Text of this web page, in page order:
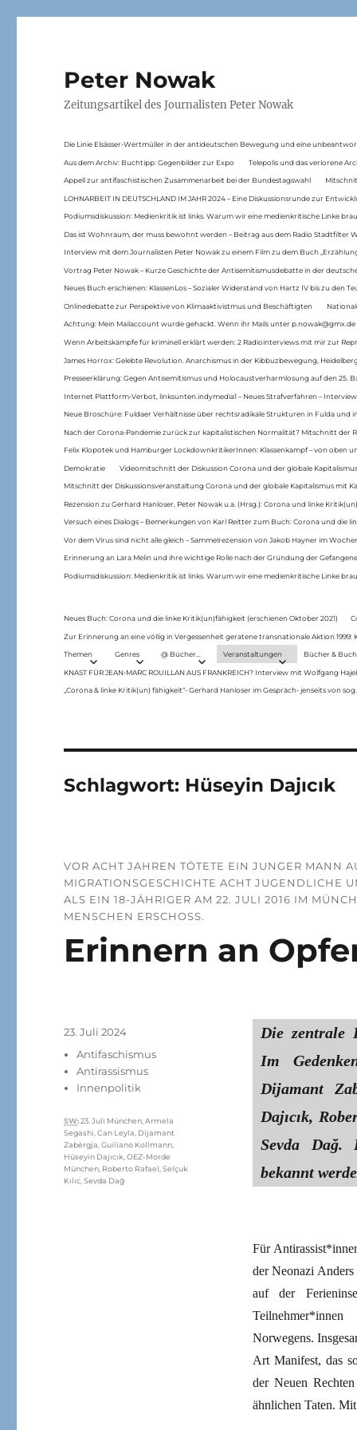
Peter Nowak
Zeitungsartikel des Journalisten Peter Nowak
Die Linie Elsässer-Wertmüller in der antideutschen Bewegung und eine
Aus dem Archiv: Buchtipp: Gegenbilder zur Expo Telepolis und das verlorene
Appell zur antifaschistischen Zusammenarbeit bei der Bundestagswahl
LOHNARBEIT IN DEUTSCHLAND IM JAHR 2024 – Eine Diskussionsrunde zur
Podiumsdiskussion: Medienkritik ist links. Warum wir eine medienkritische Linke
Das ist Wohnraum, der muss bewohnt werden – Beitrag aus dem Radio Stadtfilter
Interview mit dem Journalisten Peter Nowak zu einem Film zu dem Buch
Vortrag Peter Nowak – Kurze Geschichte der Antisemitismusdebatte in der
Neues Buch erschienen: KlassenLos – Sozialer Widerstand von Hartz IV bis zu den
Onlinedebatte zur Perspektive von Klimaaktivistmus und Beschäftigten
Achtung: Mein Mailaccount wurde gehackt. Wenn ihr Mails unter
Wenn Arbeitskämpfe für kriminell erklärt werden: 2 Radiointerviews mit mir zur
James Horrox: Gelebte Revolution. Anarchismus in der Kibbuzbewegung,
Presseerklärung: Gegen Antisemitismus und Holocaustverharmlosung auf den 25.
Internet Plattform-Verbot, linksunten.indymedia1 – Neues Strafverfahren –
Neue Broschüre: Fuldaer Verhältnisse über rechtsradikale Strukturen in Fulda und
Nach der Corona-Pandemie zurück zur kapitalistischen Normalität? Mitschnitt der
Felix Klopotek und Hamburger LockdownkritikerInnen: Klassenkampf – von oben
Demokratie Videomitschnitt der Diskussion Corona und der globale
Mitschnitt der Diskussionsveranstaltung Corona und der globale Kapitalismus mit
Rezension zu Gerhard Hanloser, Peter Nowak u.a. (Hrsg.): Corona und linke
Versuch eines Dialogs – Bemerkungen von Karl Reitter zum Buch: Corona und die
Vor dem Virus sind nicht alle gleich – Sammelrezension von Jakob Hayner im
Erinnerung an Lara Melin und ihre wichtige Rolle nach der Gründung der
Podiumsdiskussion: Medienkritik ist links. Warum wir eine medienkritische Linke
Neues Buch: Corona und die linke Kritik(un)fähigkeit (erschienen Oktober 2021)
Zur Erinnerung an eine völlig in Vergessenheit geratene transnationale Aktion
Themen Genres @ Bücher… Veranstaltungen Bücher &
KNAST FÜR JEAN-MARC ROUILLAN AUS FRANKREICH? Interview mit Wolfgang
„Corona & linke Kritik(un) fähigkeit“- Gerhard Hanloser im Gespräch- jenseits von
Schlagwort: Hüseyin Dajıcık
VOR ACHT JAHREN TÖTETE EIN JUNGER MANN
MIGRATIONSGESCHICHTE ACHT JUGENDLICHE
ALS EIN 18-JÄHRIGER AM 22. JULI 2016 IM
MENSCHEN ERSCHOSS.
Erinnern an
Die zentrale
Im
Dijamant
Dajıcık,
Sevda Dağ.
bekannt
Für
der Neonazi
auf der
Teilnehmer*innen
Norwegens.
Art Manifest, das
der Neuen
ähnlichen Taten.
Veröffentlicht
23. Juli 2024
Kategorien
Antifaschismus
Antirassismus
Innenpolitik
Schlagwörter
SW:23. Juli München ,Armela
Segashi ,Can Leyla Dijamant
Zabërgja ,Guiliano Kollmann
Hüseyin Dajıcık ,OEZ-Morde
München Roberto Rafael ,Selçuk
Kılıc ,Sevda Dağ